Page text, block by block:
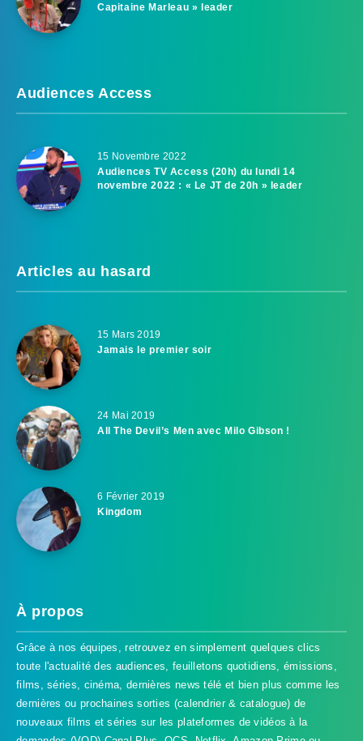
Capitaine Marleau » leader
Audiences Access
15 Novembre 2022
Audiences TV Access (20h) du lundi 14
novembre 2022 : « Le JT de 20h » leader
Articles au hasard
15 Mars 2019
Jamais le premier soir
24 Mai 2019
All The Devil’s Men avec Milo Gibson !
6 Février 2019
Kingdom
À propos
Grâce à nos équipes, retrouvez en simplement quelques clics
toute l'actualité des audiences, feuilletons quotidiens, émissions,
films, séries, cinéma, dernières news télé et bien plus comme les
dernières ou prochaines sorties (calendrier & catalogue) de
nouveaux films et séries sur les plateformes de vidéos à la